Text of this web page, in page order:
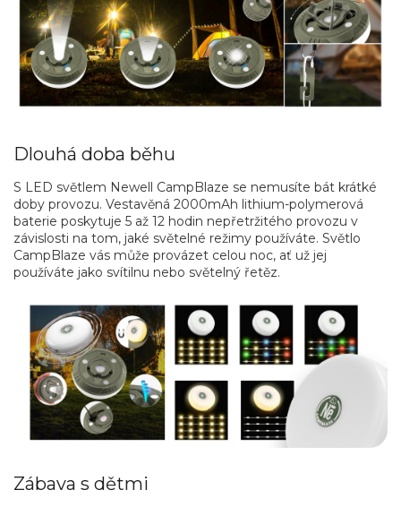
Dlouhá doba běhu
S LED světlem Newell CampBlaze se nemusíte bát krátké
doby provozu. Vestavěná 2000mAh lithium-polymerová
baterie poskytuje 5 až 12 hodin nepřetržitého provozu v
závislosti na tom, jaké světelné režimy používáte. Světlo
CampBlaze vás může provázet celou noc, ať už jej
používáte jako svítilnu nebo světelný řetěz.
Zábava s dětmi